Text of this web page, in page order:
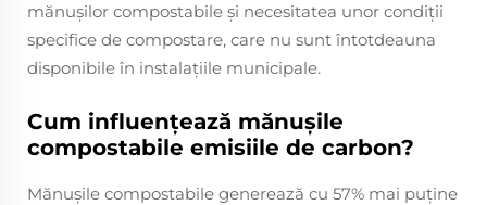
mănușilor compostabile și necesitatea unor condiții
specifice de compostare, care nu sunt întotdeauna
disponibile în instalațiile municipale.
Cum influențează mănușile
compostabile emisiile de carbon?
Mănușile compostabile generează cu 57% mai puține